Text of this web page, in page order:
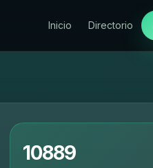
Inicio Directorio
10889